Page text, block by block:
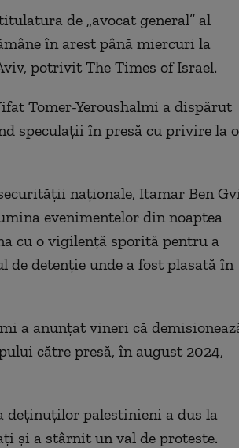
de „avocat general” al
în arest până miercuri la
potrivit The Times of Israel.
Tomer-Yeroushalmi a dispărut
speculaţii în presă cu privire la o
naţionale, Itamar Ben
evenimentelor din noaptea
cu o vigilenţă sporită pentru a
detenţie unde a fost plasată în
a anunţat vineri că
către presă, în august 2024,
deţinuţilor palestinieni a dus la
şi a stârnit un val de proteste.